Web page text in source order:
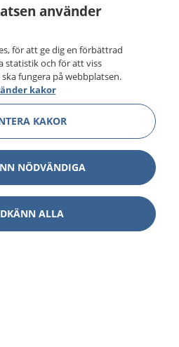
använder
för att ge dig en förbättrad
statistik och för att viss
fungera på webbplatsen.
kakor
KAKOR
NÖDVÄNDIGA
ALLA